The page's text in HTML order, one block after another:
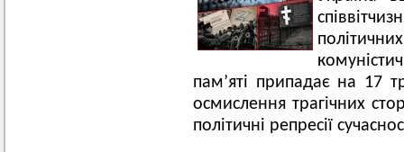
пам’яті припадає на 17
осмислення трагічних
політичні репресії